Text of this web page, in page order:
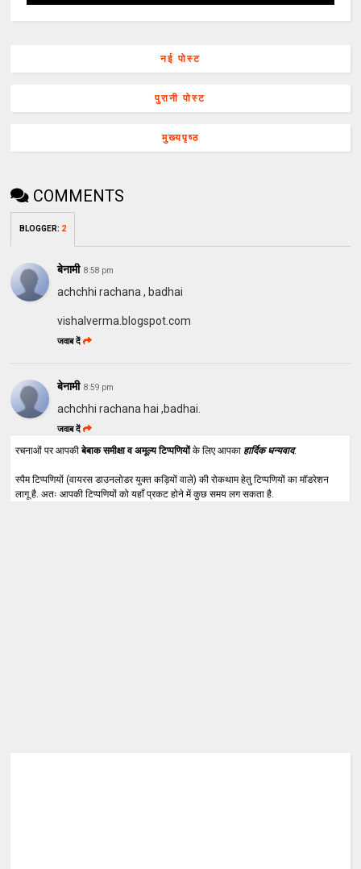
नई पोस्ट
पुरानी पोस्ट
मुख्यपृष्ठ
COMMENTS
BLOGGER: 2
बेनामी 8:58 pm
achchhi rachana , badhai
vishalverma.blogspot.com
जवाब दें
बेनामी 8:59 pm
achchhi rachana hai ,badhai.
जवाब दें
रचनाओं पर आपकीबेबाक समीक्षा व अमूल्य टिप्पणियोंके लिए आपका हार्दिक धन्यवाद.
स्पैम टिप्पणियों (वायरस डाउनलोडर युक्त कड़ियों वाले) की रोकथाम हेतु टिप्पणियों का मॉडरेशन
लागू है. अतः आपकी टिप्पणियों को यहाँ प्रकट होने में कुछ समय लग सकता है.